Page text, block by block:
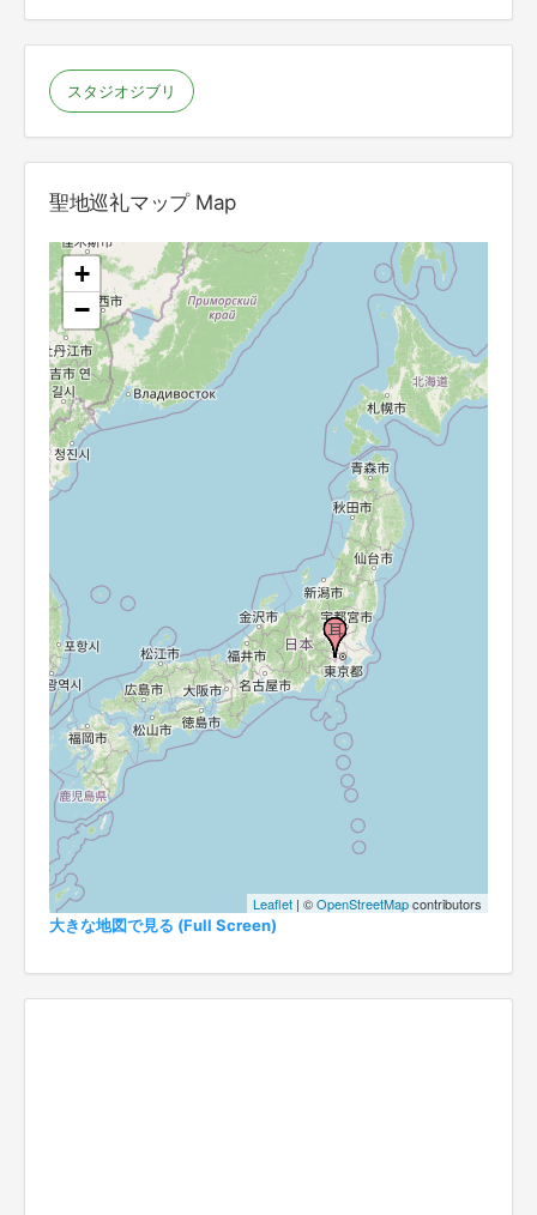
スタジオジブリ
聖地巡礼マップ Map
+
−
Leaflet | ©OpenStreetMapcontributors
大きな地図で見る (Full Screen)